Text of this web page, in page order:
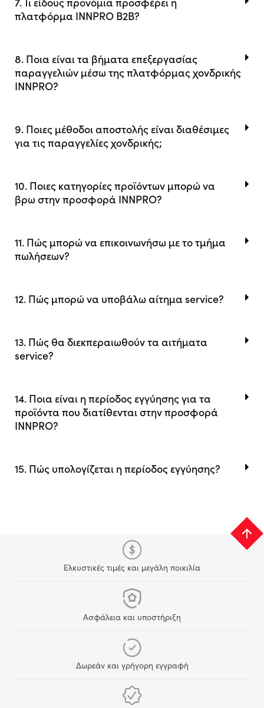
πλατφόρμα INNPRO B2B?
8. Ποια είναι τα βήματα επεξεργασίας
παραγγελιών μέσω της πλατφόρμας χονδρικής
INNPRO?
9. Ποιες μέθοδοι αποστολής είναι διαθέσιμες
για τις παραγγελίες χονδρικής;
10. Ποιες κατηγορίες προϊόντων μπορώ να
βρω στην προσφορά INNPRO?
11. Πώς μπορώ να επικοινωνήσω με το τμήμα
πωλήσεων?
12. Πώς μπορώ να υποβάλω αίτημα service?
13. Πώς θα διεκπεραιωθούν τα αιτήματα
service?
14. Ποια είναι η περίοδος εγγύησης για τα
προϊόντα που διατίθενται στην προσφορά
INNPRO?
15. Πώς υπολογίζεται η περίοδος εγγύησης?
Ελκυστικές τιμές και μεγάλη ποικιλία
Ασφάλεια και υποστήριξη
Δωρεάν και γρήγορη εγγραφή